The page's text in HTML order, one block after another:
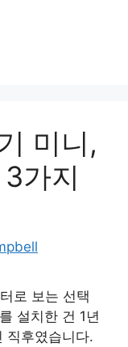
미니,
가지
로 보는 선택
설치한 건 1년
직후였습니다.